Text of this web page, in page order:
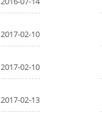
2017-02-10
2017-02-10
2017-02-13